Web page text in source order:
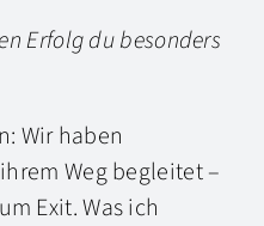
Erfolg du besonders
Wir haben
Weg begleitet –
Exit. Was ich